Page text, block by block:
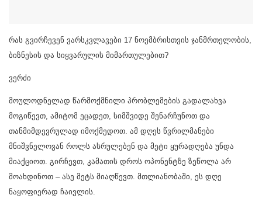
რას გვირჩევენ ვარსკვლავები 17 ნოემბრისთვის ჯანმრთელობის,
ბიზნესის და სიყვარულის მიმართულებით?
ვერძი
მოულოდნელად წარმოქმნილი პრობლემების გადალახვა
მოგიწევთ, ამიტომ ეცადეთ, სიმშვიდე შენარჩუნოთ და
თანმიმდევრულად იმოქმედოთ. ამ დღეს წვრილმანები
მნიშვნელოვან როლს ასრულებენ და მეტი ყურადღება უნდა
მიაქციოთ. გირჩევთ, კამათის დროს ოპონენტზე ზეწოლა არ
მოახდინოთ – ასე მეტს მიაღწევთ. მთლიანობაში, ეს დღე
ნაყოფიერად ჩაივლის.